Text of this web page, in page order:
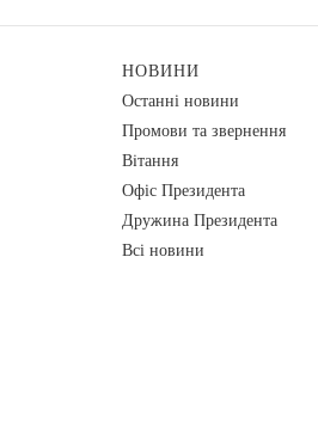
НОВИНИ
Останні новини
Промови та звернення
Вiтання
Офіс Президента
Дружина Президента
Всі новини